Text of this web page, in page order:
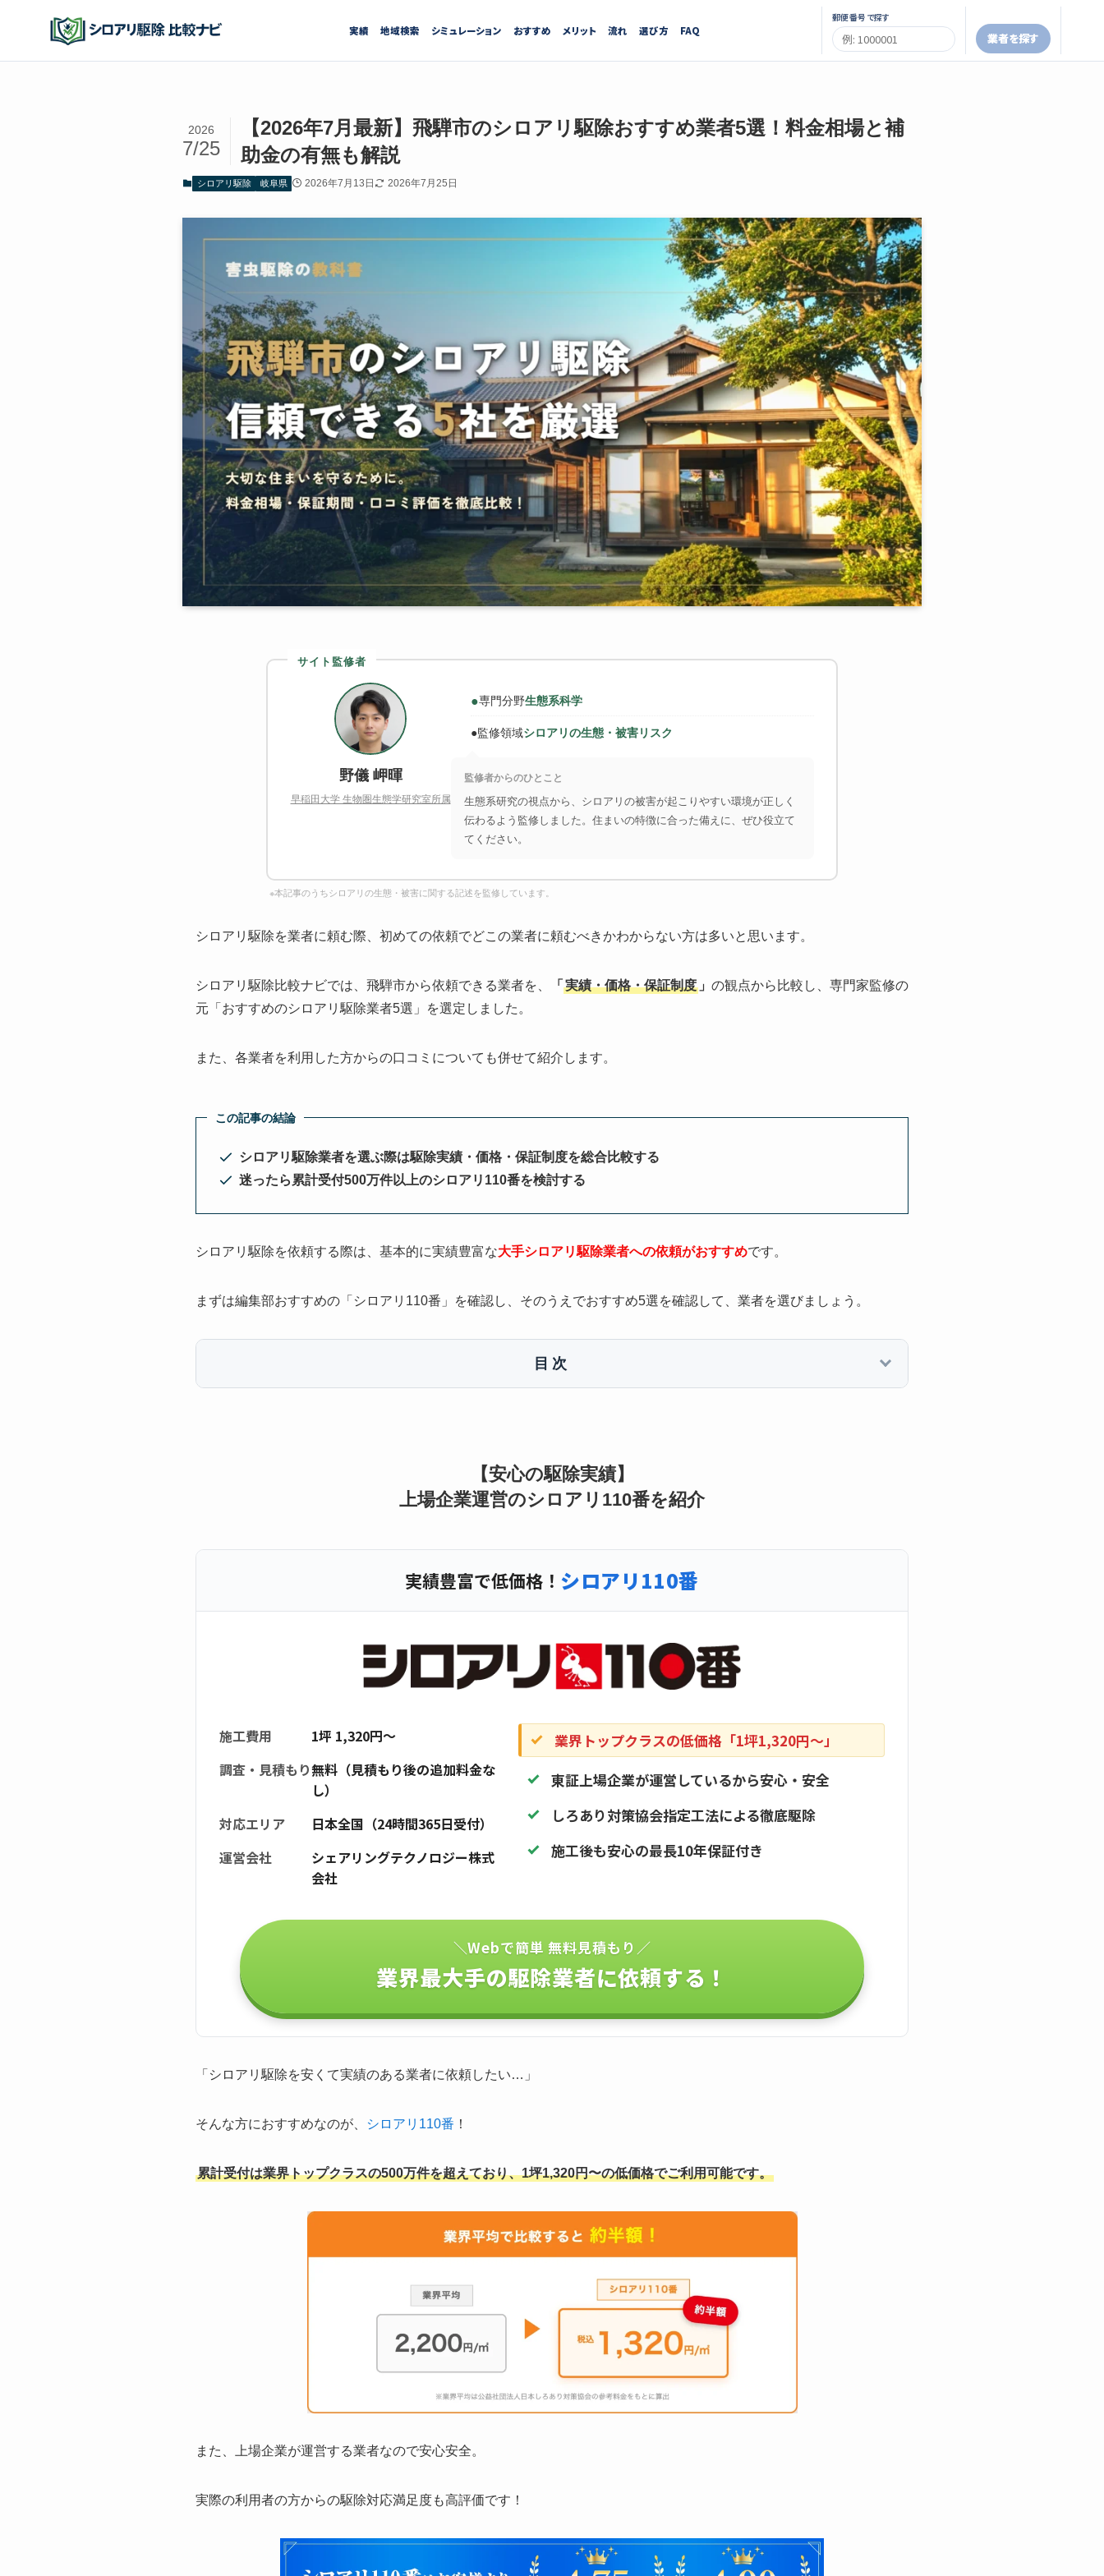
実績 地域検索 シミュレーション おすすめ メリット 流れ 選び方 FAQ
郵便番号で探す
業者を探す
【2026年7月最新】飛騨市のシロアリ駆除おすすめ業者5選！料金相場と補
助金の有無も解説
2026
7/25
シロアリ駆除 岐阜県 2026年7月13日 2026年7月25日
サイト監修者
野儀 岬暉
早稲田大学 生物圏生態学研究室所属
●専門分野生態系科学
●監修領域シロアリの生態・被害リスク
監修者からのひとこと
生態系研究の視点から、シロアリの被害が起こりやすい環境が正しく
伝わるよう監修しました。住まいの特徴に合った備えに、ぜひ役立て
てください。
※本記事のうちシロアリの生態・被害に関する記述を監修しています。
シロアリ駆除を業者に頼む際、初めての依頼でどこの業者に頼むべきかわからない方は多いと思います。
シロアリ駆除比較ナビでは、飛騨市から依頼できる業者を、 「 実績・価格・保証制度 」 の観点から比較し、専門家監修の
元「おすすめのシロアリ駆除業者5選」を選定しました。
また、各業者を利用した方からの口コミについても併せて紹介します。
この記事の結論
シロアリ駆除業者を選ぶ際は駆除実績・価格・保証制度を総合比較する
迷ったら累計受付500万件以上のシロアリ110番を検討する
シロアリ駆除を依頼する際は、基本的に実績豊富な大手シロアリ駆除業者への依頼がおすすめです。
まずは編集部おすすめの「シロアリ110番」を確認し、そのうえでおすすめ5選を確認して、業者を選びましょう。
目次
【安心の駆除実績】
上場企業運営のシロアリ110番を紹介
実績豊富で低価格！ シロアリ110番
施工費用
1坪 1,320円〜
調査・見積もり無料（見積もり後の追加料金な
し）
対応エリア
日本全国（24時間365日受付）
運営会社
シェアリングテクノロジー株式
会社
業界トップクラスの低価格「1坪1,320円〜」
東証上場企業が運営しているから安心・安全
しろあり対策協会指定工法による徹底駆除
施工後も安心の最長10年保証付き
＼Webで簡単 無料見積もり／
業界最大手の駆除業者に依頼する！
「シロアリ駆除を安くて実績のある業者に依頼したい…」
そんな方におすすめなのが、 シロアリ110番 ！
累計受付は業界トップクラスの500万件を超えており、1坪1,320円〜の低価格でご利用可能です。
また、上場企業が運営する業者なので安心安全。
実際の利用者の方からの駆除対応満足度も高評価です！